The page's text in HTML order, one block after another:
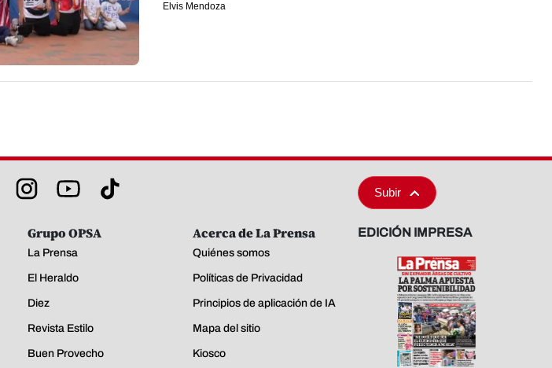
Elvis Mendoza
Subir
Grupo OPSA
La Prensa
El Heraldo
Diez
Revista Estilo
Buen Provecho
Acerca de La Prensa
Quiénes somos
Políticas de Privacidad
Principios de aplicación de IA
Mapa del sitio
Kiosco
EDICIÓN IMPRESA